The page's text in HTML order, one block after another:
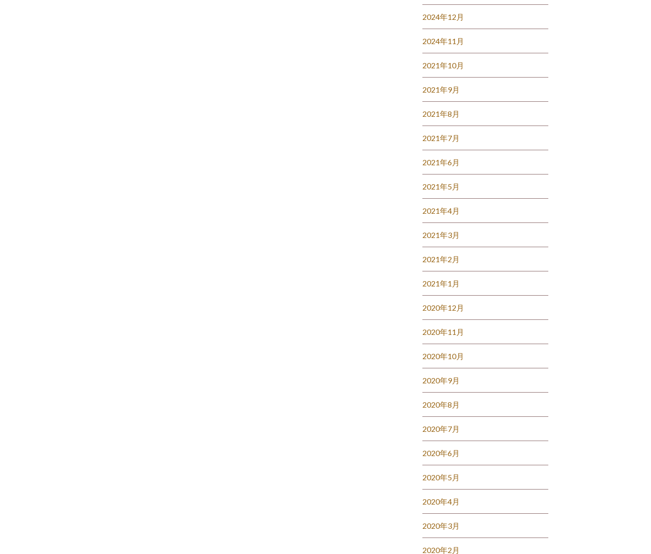
2024年12月
2024年11月
2021年10月
2021年9月
2021年8月
2021年7月
2021年6月
2021年5月
2021年4月
2021年3月
2021年2月
2021年1月
2020年12月
2020年11月
2020年10月
2020年9月
2020年8月
2020年7月
2020年6月
2020年5月
2020年4月
2020年3月
2020年2月